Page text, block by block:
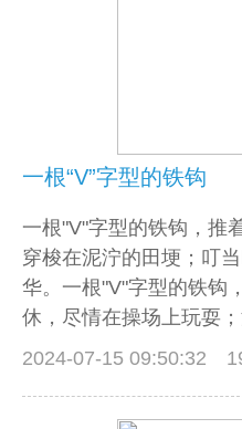
一根“V”字型的铁钩
一根"V"字型的铁钩，推
穿梭在泥泞的田埂；叮
华。一根"V"字型的铁钩
休，尽情在操场上玩耍
2024-07-15 09:50:32